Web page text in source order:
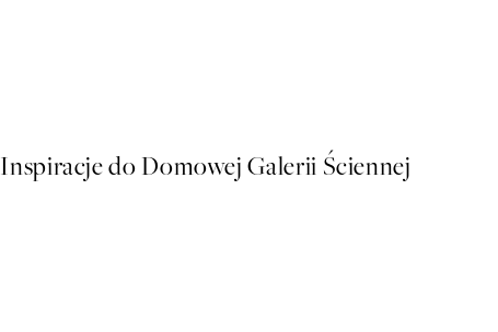
Inspiracje do Domowej Galerii Ściennej